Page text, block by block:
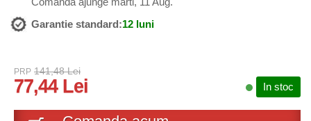
Garantie standard:12 luni
PRP 141,48 Lei
77,44 Lei In stoc